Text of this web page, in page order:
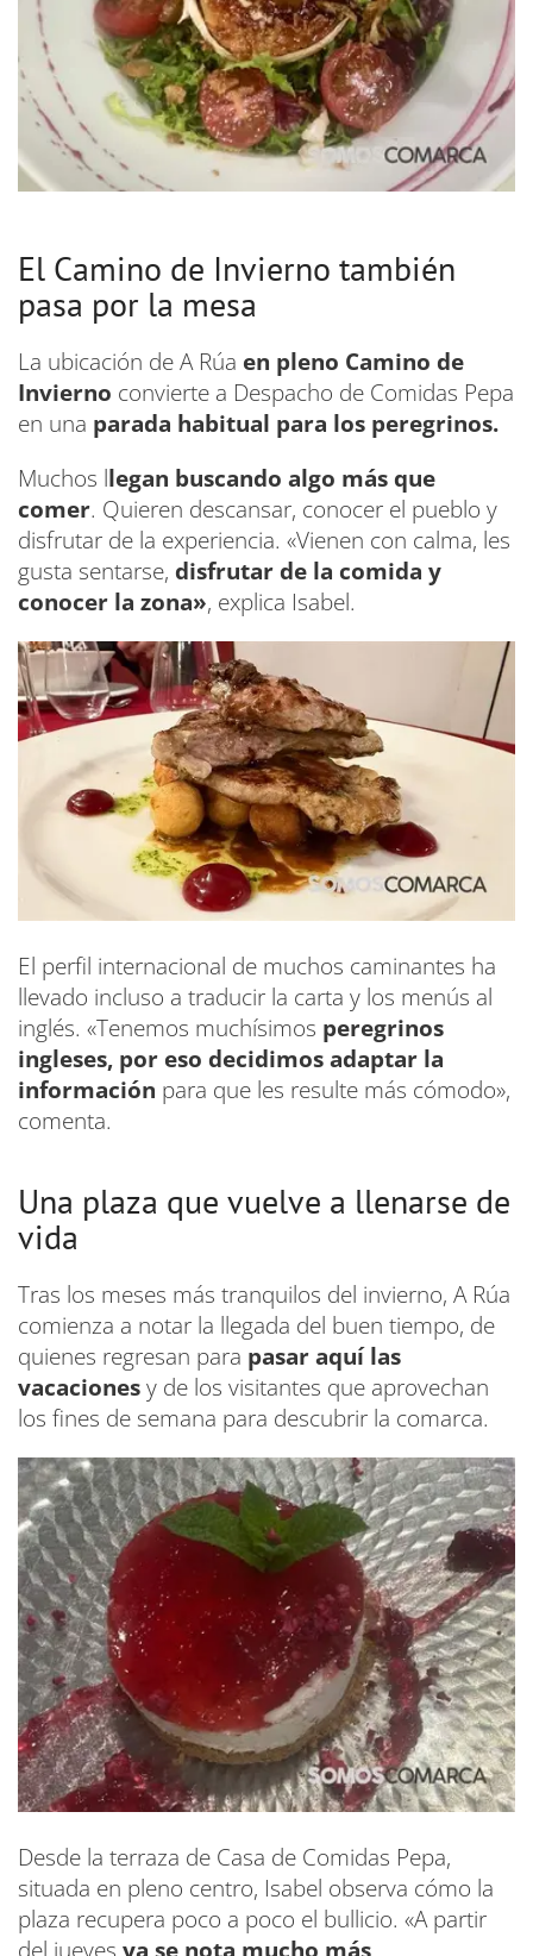
El Camino de Invierno también
pasa por la mesa
La ubicación de A Rúa en pleno Camino de
Invierno convierte a Despacho de Comidas Pepa
en una parada habitual para los peregrinos.
Muchos llegan buscando algo más que
comer. Quieren descansar, conocer el pueblo y
disfrutar de la experiencia. «Vienen con calma, les
gusta sentarse, disfrutar de la comida y
conocer la zona», explica Isabel.
El perfil internacional de muchos caminantes ha
llevado incluso a traducir la carta y los menús al
inglés. «Tenemos muchísimos peregrinos
ingleses, por eso decidimos adaptar la
información para que les resulte más cómodo»,
comenta.
Una plaza que vuelve a llenarse de
vida
Tras los meses más tranquilos del invierno, A Rúa
comienza a notar la llegada del buen tiempo, de
quienes regresan para pasar aquí las
vacacionesy de los visitantes que aprovechan
los fines de semana para descubrir la comarca.
Desde la terraza de Casa de Comidas Pepa,
situada en pleno centro, Isabel observa cómo la
plaza recupera poco a poco el bullicio. «A partir